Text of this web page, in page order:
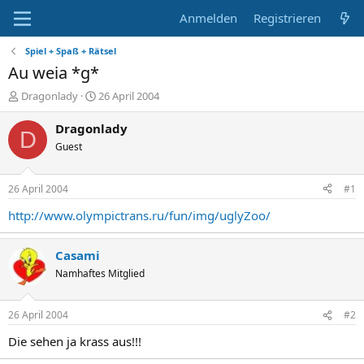
Anmelden Registrieren
Spiel + Spaß + Rätsel
Au weia *g*
E
r
s
e
r
Dragonlady
E
r
s
t
a
m
26 April 2004
D Dragonlady
Guest
26 April 2004 #1
http://www.olympictrans.ru/fun/img/uglyZoo/
Casami
Namhaftes Mitglied
26 April 2004 #2
Die sehen ja krass aus!!!